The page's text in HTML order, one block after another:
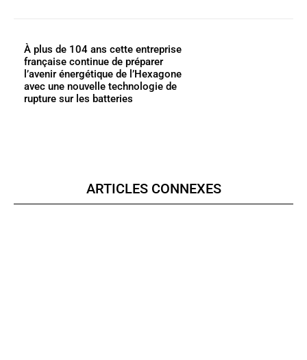
À plus de 104 ans cette entreprise
française continue de préparer
l’avenir énergétique de l’Hexagone
avec une nouvelle technologie de
rupture sur les batteries
ARTICLES CONNEXES